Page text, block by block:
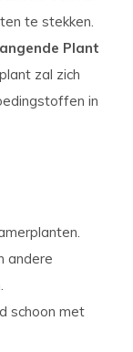
te stekken.
Plant
zal zich
in
andere
schoon met